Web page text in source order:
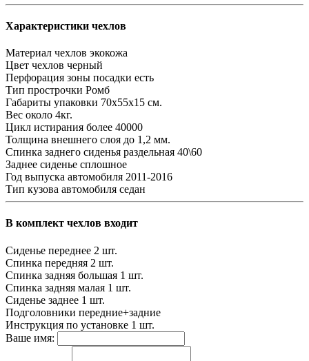
Характеристики чехлов
Материал чехлов экокожа
Цвет чехлов черный
Перфорация зоны посадки есть
Тип прострочки Ромб
Габариты упаковки 70х55х15 см.
Вес около 4кг.
Цикл истирания более 40000
Толщина внешнего слоя до 1,2 мм.
Спинка заднего сиденья раздельная 40\60
Заднее сиденье сплошное
Год выпуска автомобиля 2011-2016
Тип кузова автомобиля седан
В комплект чехлов входит
Сиденье переднее 2 шт.
Спинка передняя 2 шт.
Спинка задняя большая 1 шт.
Спинка задняя малая 1 шт.
Сиденье заднее 1 шт.
Подголовники передние+задние
Инструкция по установке 1 шт.
Ваше имя: